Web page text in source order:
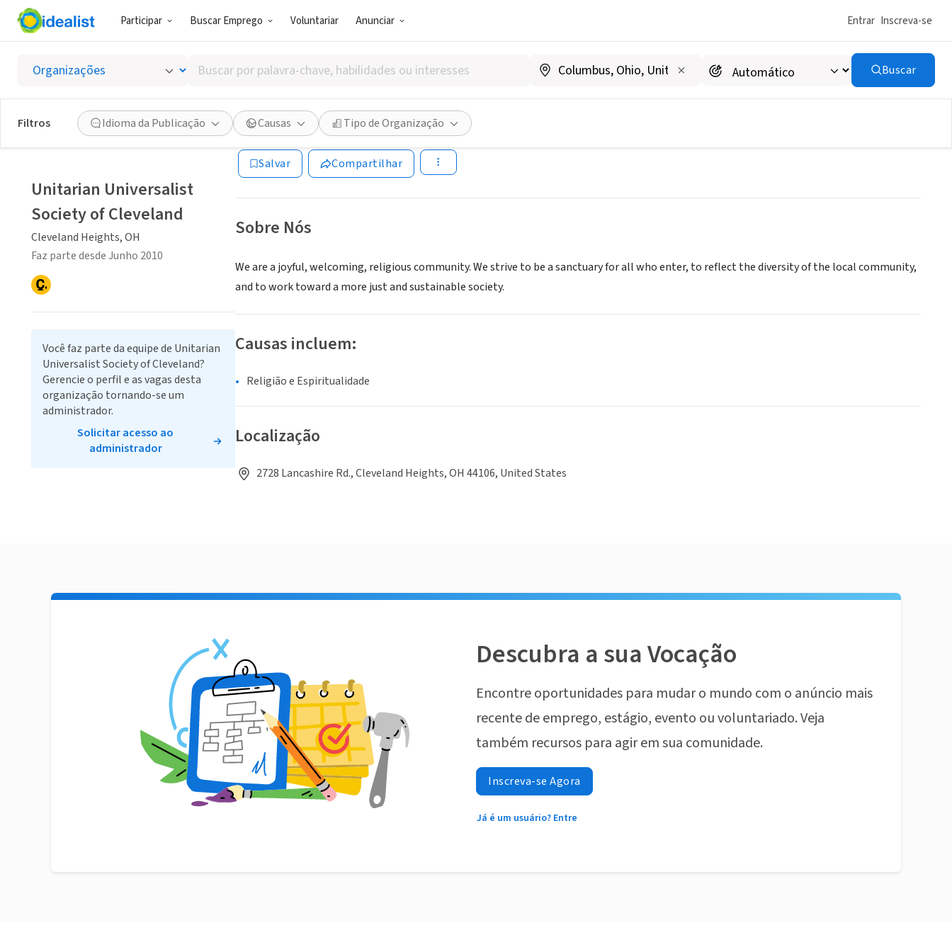
Participar Buscar Emprego Voluntariar Anunciar Entrar Inscreva-se
Buscar
por
palavra-
chave,
habilidades
ou
interesses
Buscar
Filtros Idioma da Publicação Causas Tipo de Organização
Unitarian Universalist Society of Cleveland
Cleveland Heights, OH|www.uucleveland.org
Salvar Compartilhar
Sobre Nós
We are a joyful, welcoming, religious community. We strive to be a sanctuary for all who enter, to reflect the diversity of the local community,
and to work toward a more just and sustainable society.
Causas incluem:
Religião e Espiritualidade
Localização
2728 Lancashire Rd., Cleveland Heights, OH 44106, United States
Unitarian Universalist
Society of Cleveland
Cleveland Heights, OH
Faz parte desde Junho 2010
Você faz parte da equipe de Unitarian
Universalist Society of Cleveland?
Gerencie o perfil e as vagas desta
organização tornando-se um
administrador.
Solicitar acesso ao
administrador
Descubra a sua Vocação
Encontre oportunidades para mudar o mundo com o anúncio mais
recente de emprego, estágio, evento ou voluntariado. Veja
também recursos para agir em sua comunidade.
Inscreva-se Agora
Já é um usuário? Entre